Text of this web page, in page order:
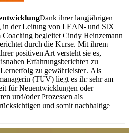
Dank ihrer langjährigen
in der Leitung von LEAN- und SIX
begleitet Cindy Heinzemann
durch die Kurse. Mit ihrem
positiven Art versteht sie es,
Erfahrungsberichten zu
zu gewährleisten. Als
(TÜV) liegt es ihr sehr am
für Neuentwicklungen oder
und/oder Prozessen als
und somit nachhaltige